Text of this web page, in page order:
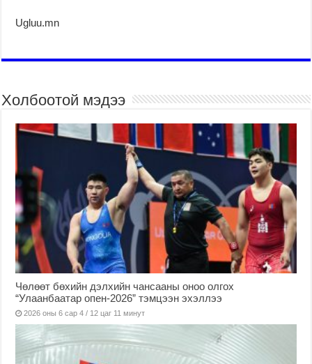
Ugluu.mn
Холбоотой мэдээ
Чөлөөт бөхийн дэлхийн чансааны оноо олгох
“Улаанбаатар опен-2026” тэмцээн эхэллээ
2026 оны 6 сар 4 / 12 цаг 11 минут